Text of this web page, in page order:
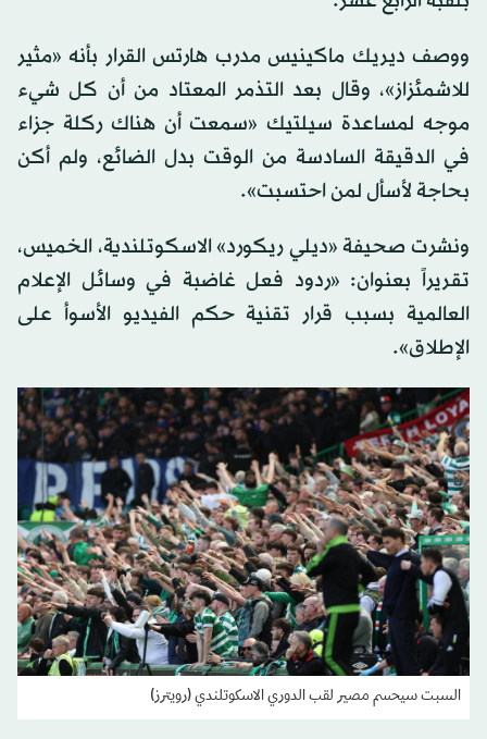
ووصف ديريك ماكينيس مدرب هارتس القرار بأنه «مثير
للاشمئزاز»، وقال بعد التذمر المعتاد من أن كل شيء
موجه لمساعدة سيلتيك «سمعت أن هناك ركلة جزاء
في الدقيقة السادسة من الوقت بدل الضائع، ولم أكن
بحاجة لأسأل لمن احتسبت».
ونشرت صحيفة «ديلي ريكورد» الاسكوتلندية، الخميس،
تقريراً بعنوان: «ردود فعل غاضبة في وسائل الإعلام
العالمية بسبب قرار تقنية حكم الفيديو الأسوأ على
الإطلاق».
السبت سيحسم مصير لقب الدوري الاسكوتلندي (رويترز)